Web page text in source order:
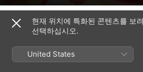
관련 콘텐츠
주합회의
현재 위치에 특화된 콘텐츠를 보
선택하십시오.
United States